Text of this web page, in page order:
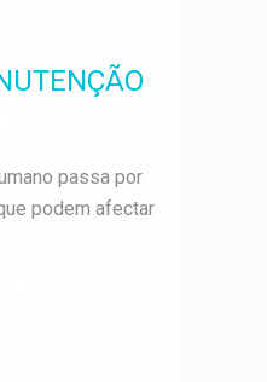
passa por
podem afectar